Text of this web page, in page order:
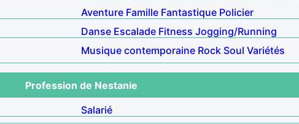
Aventure Famille Fantastique Policier
Danse Escalade Fitness Jogging/Running
Musique contemporaine Rock Soul Variétés
Profession de Nestanie
Salarié